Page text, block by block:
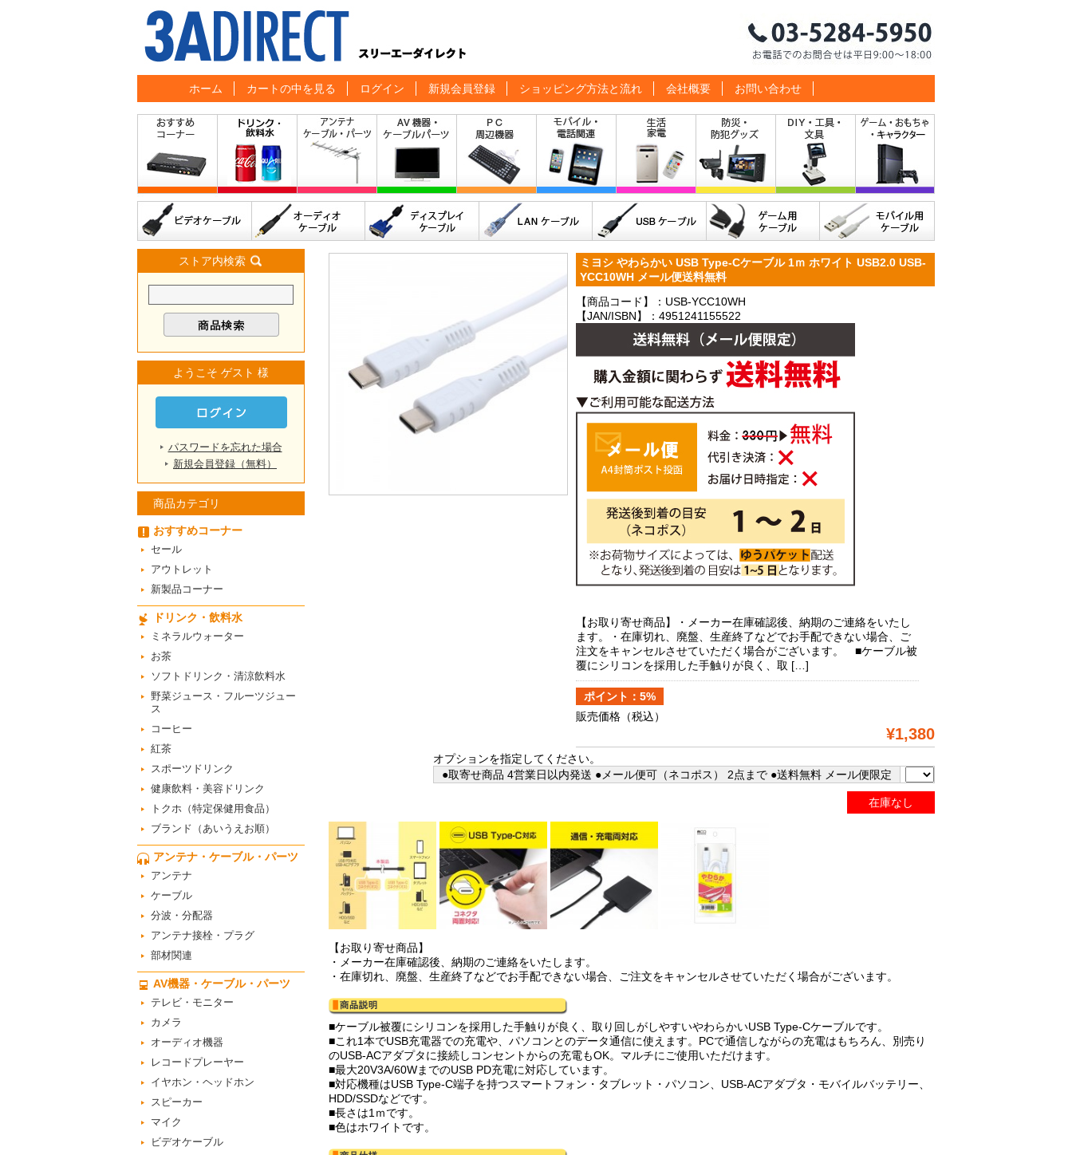
ホーム カートの中を見る ログイン 新規会員登録 ショッピング方法と流れ 会社概要 お問い合わせ
ストア内検索
ようこそ ゲスト 様
パスワードを忘れた場合
新規会員登録（無料）
商品カテゴリ
おすすめコーナー
セール
アウトレット
新製品コーナー
ドリンク・飲料水
ミネラルウォーター
お茶
ソフトドリンク・清涼飲料水
野菜ジュース・フルーツジュー
ス
コーヒー
紅茶
スポーツドリンク
健康飲料・美容ドリンク
トクホ（特定保健用食品）
ブランド（あいうえお順）
アンテナ・ケーブル・パーツ
アンテナ
ケーブル
分波・分配器
アンテナ接栓・プラグ
部材関連
AV機器・ケーブル・パーツ
テレビ・モニター
カメラ
オーディオ機器
レコードプレーヤー
イヤホン・ヘッドホン
スピーカー
マイク
ビデオケーブル
ミヨシ やわらかい USB Type-Cケーブル 1ｍ ホワイト USB2.0 USB-
YCC10WH メール便送料無料
【商品コード】：USB-YCC10WH
【JAN/ISBN】：4951241155522
【お取り寄せ商品】・メーカー在庫確認後、納期のご連絡をいたし
ます。・在庫切れ、廃盤、生産終了などでお手配できない場合、ご
注文をキャンセルさせていただく場合がございます。 ■ケーブル被
覆にシリコンを採用した手触りが良く、取 […]
ポイント：5%
販売価格 （税込）
¥1,380
オプションを指定してください。
●取寄せ商品 4営業日以内発送 ●メール便可（ネコポス） 2点まで ●送料無料 メール便限定
在庫なし
【お取り寄せ商品】
・メーカー在庫確認後、納期のご連絡をいたします。
・在庫切れ、廃盤、生産終了などでお手配できない場合、ご注文をキャンセルさせていただく場合がございます。
■ケーブル被覆にシリコンを採用した手触りが良く、取り回しがしやすいやわらかいUSB Type-Cケーブルです。
■これ1本でUSB充電器での充電や、パソコンとのデータ通信に使えます。PCで通信しながらの充電はもちろん、別売り
のUSB-ACアダプタに接続しコンセントからの充電もOK。マルチにご使用いただけます。
■最大20V3A/60WまでのUSB PD充電に対応しています。
■対応機種はUSB Type-C端子を持つスマートフォン・タブレット・パソコン、USB-ACアダプタ・モバイルバッテリー、
HDD/SSDなどです。
■長さは1ｍです。
■色はホワイトです。